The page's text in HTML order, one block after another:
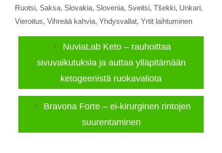
Ruotsi, Saksa, Slovakia, Slovenia, Sveitsi, Tšekki, Unkari,
Vieroitus, Vihreää kahvia, Yhdysvallat, Yrtit laihtuminen
NuviaLab Keto – rauhoittaa
sivuvaikutuksia ja auttaa ylläpitämään
ketogeenistä ruokavaliota
Bravona Forte – ei-kirurginen rintojen
suurentaminen